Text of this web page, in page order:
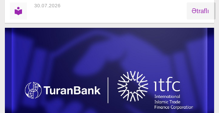
30.07.2026
Ətraflı